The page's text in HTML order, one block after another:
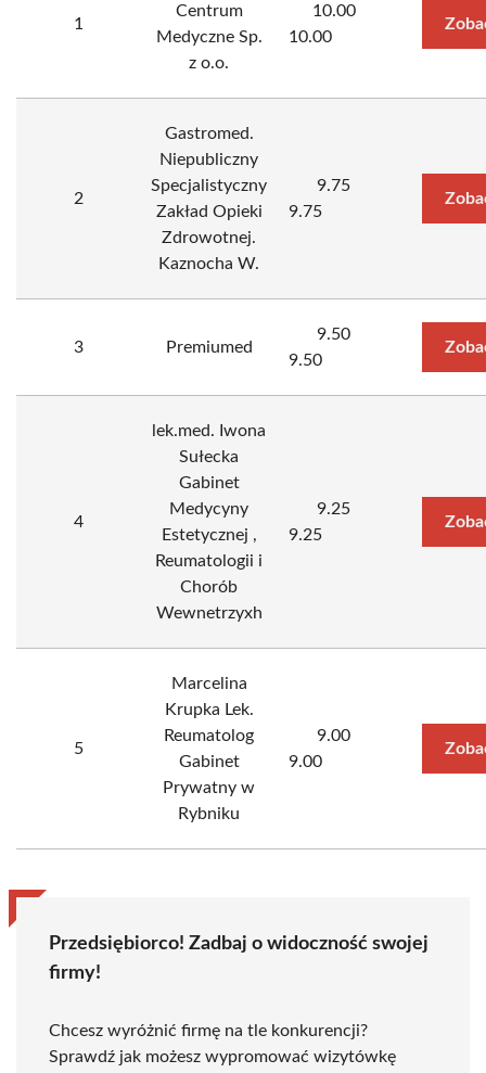
1
Centrum
Medyczne Sp.
z o.o.
10.00
10.00
2
Gastromed.
Niepubliczny
Specjalistyczny
Zakład Opieki
Zdrowotnej.
Kaznocha W.
9.75
9.75
3 Premiumed
9.50
9.50
4
lek.med. Iwona
Sułecka
Gabinet
Medycyny
Estetycznej ,
Reumatologii i
Chorób
Wewnetrzyxh
9.25
9.25
5
Marcelina
Krupka Lek.
Reumatolog
Gabinet
Prywatny w
Rybniku
9.00
9.00
Przedsiębiorco! Zadbaj o widoczność swojej
firmy!
Chcesz wyróżnić firmę na tle konkurencji?
Sprawdź jak możesz wypromować wizytówkę